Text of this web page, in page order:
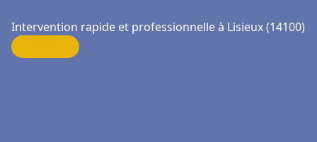
Intervention rapide et professionnelle à Lisieux (14100)